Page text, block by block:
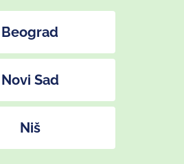
Beograd
Novi Sad
Niš